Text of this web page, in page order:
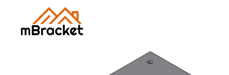
線上詢價
我的詢價